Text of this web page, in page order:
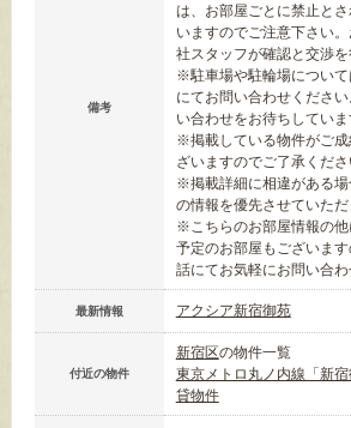
備考
は、お部屋ごとに禁止と
いますのでご注意下さい
社スタッフが確認と交渉を
※駐車場や駐輪場につい
にてお問い合わせくださ
い合わせをお待ちしていま
※掲載している物件がご
ざいますのでご了承くださ
※掲載詳細に相違がある
の情報を優先させていただ
※こちらのお部屋情報の他
予定のお部屋もございま
話にてお気軽にお問い合わ
最新情報 アクシア新宿御苑
付近の物件
新宿区の物件一覧
東京メトロ丸ノ内線「新
貸物件